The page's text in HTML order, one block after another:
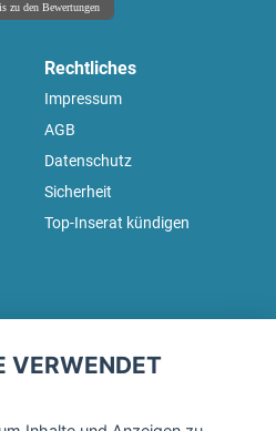
zu den Bewertungen
Rechtliches
Impressum
AGB
Datenschutz
Sicherheit
Top-Inserat kündigen
ein und erhalte regelmäßig
VERWENDET